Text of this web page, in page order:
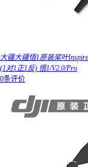
大疆大疆悟1原装桨叶
(1对1正1反) 悟1/V2.0/Pro
0条评价